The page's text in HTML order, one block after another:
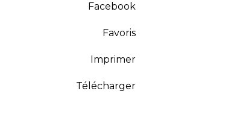
Facebook
Favoris
Imprimer
Télécharger